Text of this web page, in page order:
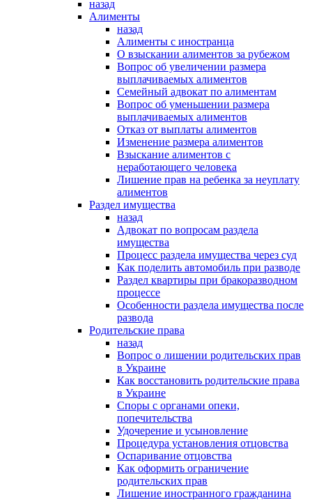
назад
Алименты
назад
Алименты с иностранца
О взыскании алиментов за рубежом
Вопрос об увеличении размера
выплачиваемых алиментов
Семейный адвокат по алиментам
Вопрос об уменьшении размера
выплачиваемых алиментов
Отказ от выплаты алиментов
Изменение размера алиментов
Взыскание алиментов с
неработающего человека
Лишение прав на ребенка за неуплату
алиментов
Раздел имущества
назад
Адвокат по вопросам раздела
имущества
Процесс раздела имущества через суд
Как поделить автомобиль при разводе
Раздел квартиры при бракоразводном
процессе
Особенности раздела имущества после
развода
Родительские права
назад
Вопрос о лишении родительских прав
в Украине
Как восстановить родительские права
в Украине
Споры с органами опеки,
попечительства
Удочерение и усыновление
Процедура установления отцовства
Оспаривание отцовства
Как оформить ограничение
родительских прав
Лишение иностранного гражданина